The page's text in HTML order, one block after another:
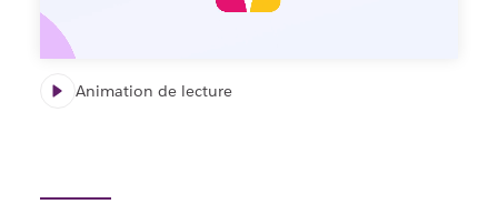
Animation de lecture